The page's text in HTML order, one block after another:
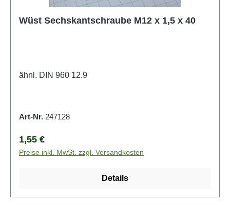
Wüst Sechskantschraube M12 x 1,5 x 40
ähnl. DIN 960 12.9
Art-Nr. 247128
Regulärer Preis:
1,55 €
Preise inkl. MwSt. zzgl. Versandkosten
Details